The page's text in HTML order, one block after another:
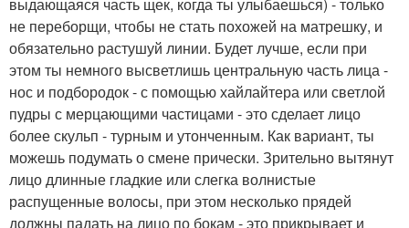
не переборщи, чтобы не стать похожей на матрешку, и
обязательно растушуй линии. Будет лучше, если при
этом ты немного высветлишь центральную часть лица -
нос и подбородок - с помощью хайлайтера или светлой
пудры с мерцающими частицами - это сделает лицо
более скульп - турным и утонченным. Как вариант, ты
можешь подумать о смене прически. Зрительно вытянут
лицо длинные гладкие или слегка волнистые
распущенные волосы, при этом несколько прядей
должны падать на лицо по бокам - это прикрывает и